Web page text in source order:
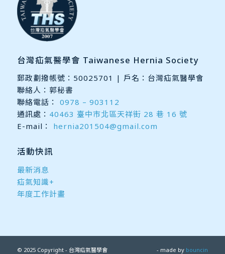
台灣疝氣醫學會 Taiwanese Hernia Society
郵政劃撥帳號：50025701 | 戶名：台灣疝氣醫學會
聯絡人：郭秘書
聯絡電話： 0978 – 903112
通訊處： 40463 臺中市北區天祥街 28 巷 16 號
E-mail： hernia201504@gmail.com
活動快訊
最新消息
疝氣知識+
年度工作計畫
© 2025 Copyright - 台灣疝氣醫學會 - made by bouncin